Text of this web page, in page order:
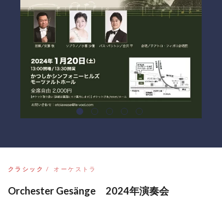
クラシック オーケストラ
Orchester Gesänge 2024年演奏会